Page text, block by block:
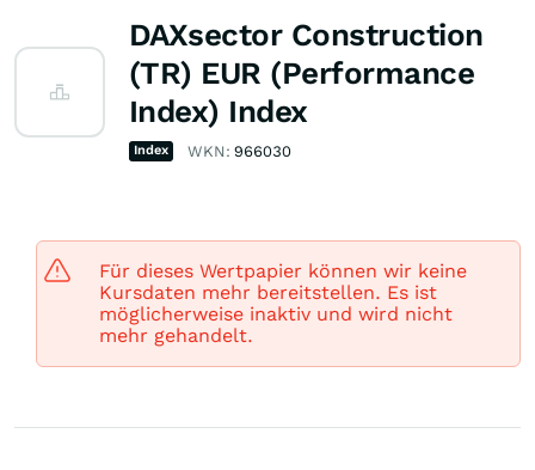
DAXsector Construction
(TR) EUR (Performance
Index) Index
Index WKN:966030
Für dieses Wertpapier können wir keine
Kursdaten mehr bereitstellen. Es ist
möglicherweise inaktiv und wird nicht
mehr gehandelt.